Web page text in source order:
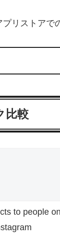
リストアで
比較
to people on